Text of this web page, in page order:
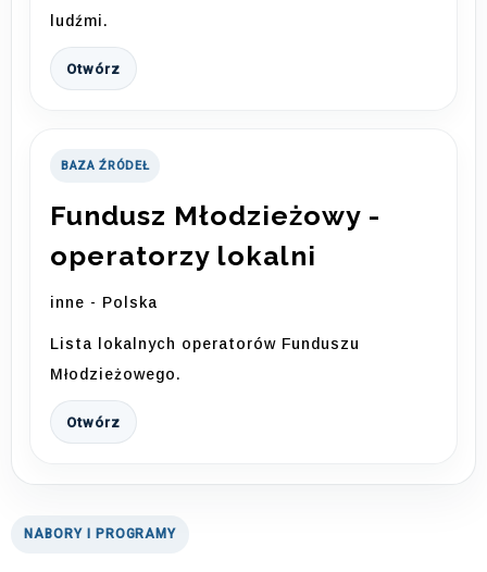
ludźmi.
Otwórz
BAZA ŹRÓDEŁ
Fundusz Młodzieżowy -
operatorzy lokalni
inne - Polska
Lista lokalnych operatorów Funduszu
Młodzieżowego.
Otwórz
NABORY I PROGRAMY